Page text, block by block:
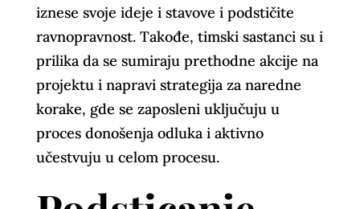
iznese svoje ideje i stavove i podstičite
ravnopravnost. Takođe, timski sastanci su i
prilika da se sumiraju prethodne akcije na
projektu i napravi strategija za naredne
korake, gde se zaposleni uključuju u
proces donošenja odluka i aktivno
učestvuju u celom procesu.